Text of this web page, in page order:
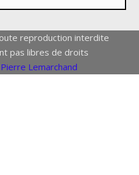
reproduction interdite
pas libres de droits
Pierre Lemarchand